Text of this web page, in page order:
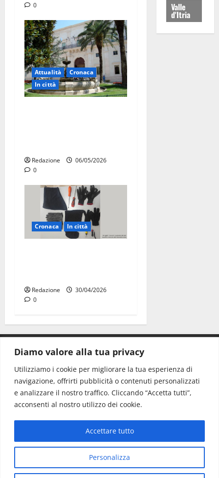
Diamo valore alla tua privacy
Utilizziamo i cookie per migliorare la tua esperienza di
navigazione, offrirti pubblicità o contenuti personalizzati
e analizzare il nostro traffico. Cliccando “Accetta tutti”,
acconsenti al nostro utilizzo dei cookie.
Personalizza
Accettare tutto
0
Attualità
Cronaca
In città
Redazione
06/05/2026
0
Cronaca In città
Redazione
30/04/2026
0
Valle
d'Itria
CONTATTI.
Redazione: redazione@www.martinasera.it
Direttore:direttore@www.martinasera.it
Info & Commerciale:info@www.martinasera.it
Home News Vivere la città EVENTI
Salute
Il Blog del Direttore